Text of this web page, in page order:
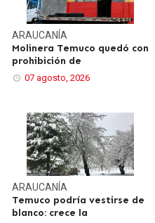
ARAUCANÍA
Molinera Temuco quedó con
prohibición de
07 agosto, 2026
ARAUCANÍA
Temuco podría vestirse de
blanco: crece la